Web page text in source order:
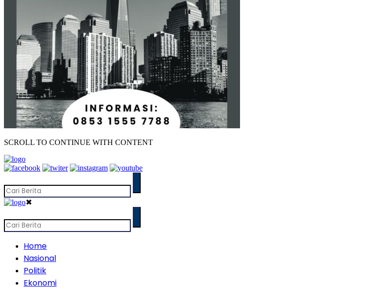
SCROLL TO CONTINUE WITH CONTENT
✖
Home
Nasional
Politik
Ekonomi